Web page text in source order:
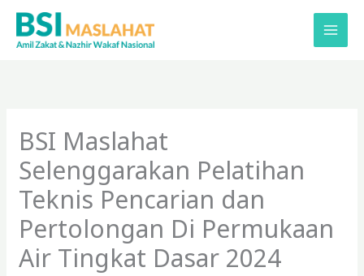
Lewati
konten
BSI Maslahat
Selenggarakan Pelatihan
Teknis Pencarian dan
Pertolongan Di Permukaan
Air Tingkat Dasar 2024